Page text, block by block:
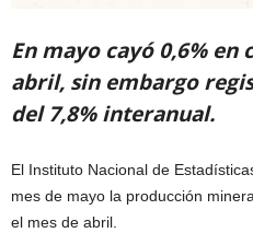
En mayo cayó 0,6% en
abril, sin embargo
del 7,8% interanual.
El Instituto Nacional de
mes de mayo la producción
el mes de abril.